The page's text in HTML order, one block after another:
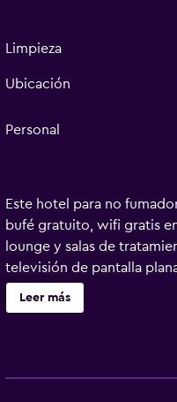
Limpieza
Ubicación
Personal
Este hotel para no
bufé gratuito, wifi gratis
lounge y salas de
televisión de pantalla
secador de pelo. Los
todos los días. En el
Leer más